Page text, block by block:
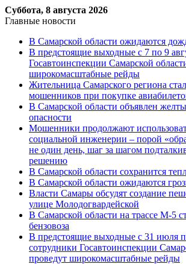
Суббота, 8 августа 2026
Главные новости
В Самарской области ожидаются
В предстоящие выходные с 7 по 9
Госавтоинспекции Самарской
широкомасштабные рейды
Жительница Самарского региона
мошенников при покупке
В Самарской области объявлен
опасности
Мошенники продолжают
социальной инженерии – порой
не один день, шаг за шагом
решению
В Самарской области сохранится
В Самарской области ожидаются
Власти Самары обсудят создание
улице Молодогвардейской
В Самарской области на трассе М-5
бензовоза
В предстоящие выходные с 31 июля
сотрудники Госавтоинспекции
проведут широкомасштабные рейды